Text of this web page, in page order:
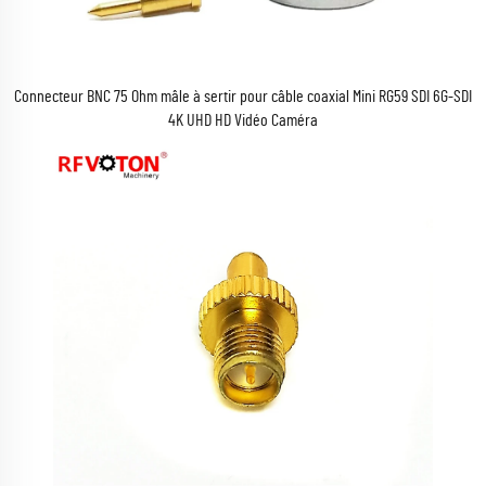
Connecteur BNC 75 Ohm mâle à sertir pour câble coaxial Mini RG59 SDI 6G-SDI
4K UHD HD Vidéo Caméra